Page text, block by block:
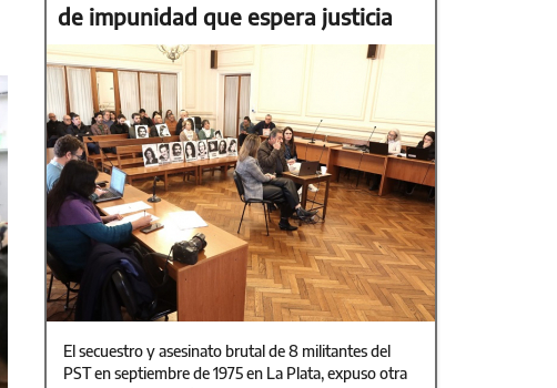
de impunidad que espera justicia
El secuestro y asesinato brutal de 8 militantes del
PST en septiembre de 1975 en La Plata, expuso otra